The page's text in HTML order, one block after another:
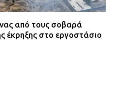
από τους σοβαρά
έκρηξης στο εργοστάσιο